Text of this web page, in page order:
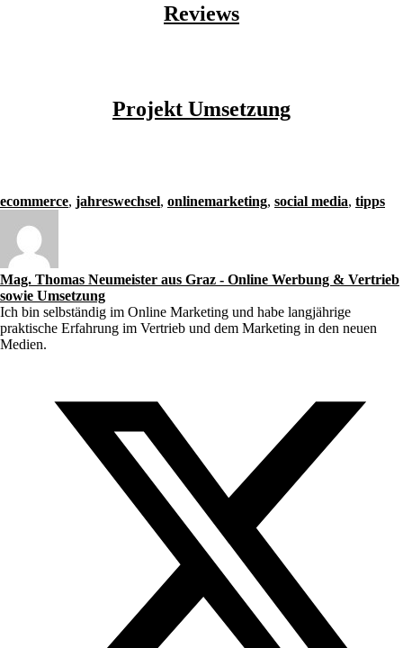
Reviews
Projekt Umsetzung
ecommerce, jahreswechsel, onlinemarketing, social media, tipps
Mag. Thomas Neumeister aus Graz - Online Werbung & Vertrieb
sowie Umsetzung
Ich bin selbständig im Online Marketing und habe langjährige
praktische Erfahrung im Vertrieb und dem Marketing in den neuen
Medien.